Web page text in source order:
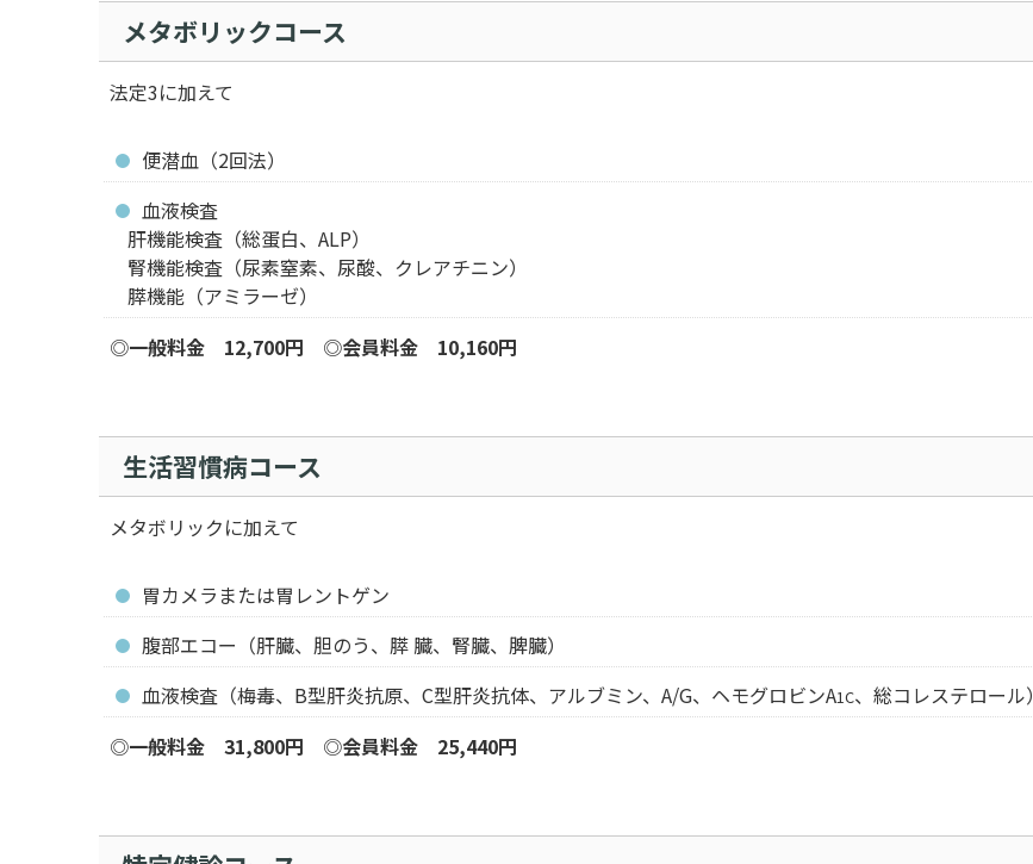
メタボリックコース
法定3に加えて
便潜血（2回法）
血液検査
肝機能検査（総蛋白、ALP）
腎機能検査（尿素窒素、尿酸、クレアチニン）
膵機能（アミラーゼ）
◎一般料金 12,700円 ◎会員料金 10,160円
生活習慣病コース
メタボリックに加えて
胃カメラまたは胃レントゲン
腹部エコー（肝臓、胆のう、膵 臓、腎臓、脾臓）
血液検査（梅毒、B型肝炎抗原、C型肝炎抗体、アルブミン、A/G、ヘモグロビンA1C、総コレステロール）
◎一般料金 31,800円 ◎会員料金 25,440円